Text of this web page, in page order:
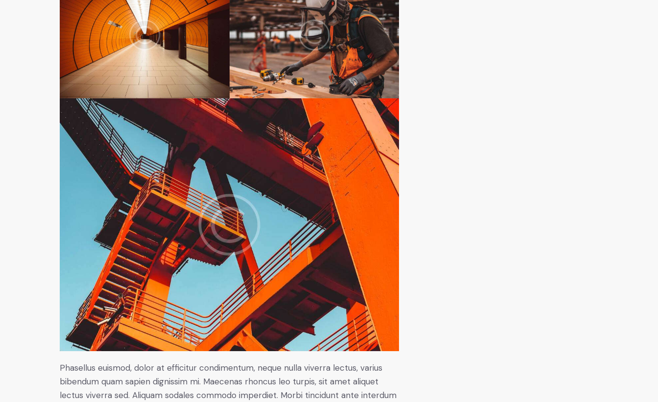
Phasellus euismod, dolor at efficitur condimentum, neque nulla viverra lectus, varius
bibendum quam sapien dignissim mi. Maecenas rhoncus leo turpis, sit amet aliquet
lectus viverra sed. Aliquam sodales commodo imperdiet. Morbi tincidunt ante interdum